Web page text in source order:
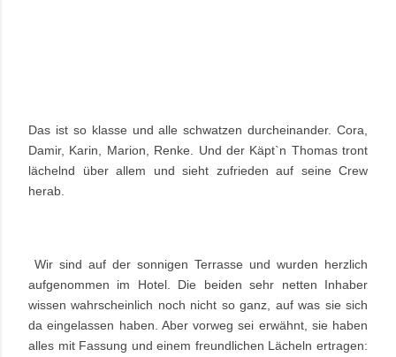
Das ist so klasse und alle schwatzen durcheinander. Cora,
Damir, Karin, Marion, Renke. Und der Käpt`n Thomas tront
lächelnd über allem und sieht zufrieden auf seine Crew
herab.
Wir sind auf der sonnigen Terrasse und wurden herzlich
aufgenommen im Hotel. Die beiden sehr netten Inhaber
wissen wahrscheinlich noch nicht so ganz, auf was sie sich
da eingelassen haben. Aber vorweg sei erwähnt, sie haben
alles mit Fassung und einem freundlichen Lächeln ertragen: